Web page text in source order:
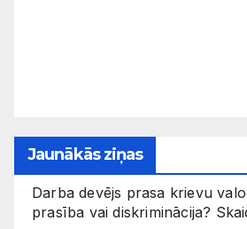
Jaunākās ziņas
Darba devējs prasa krievu
prasība vai diskriminācija?